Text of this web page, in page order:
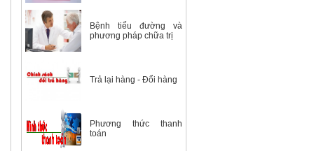
Instant
Máy tạo oxy 3 lít 7F-3E Yuwell
Máy tạo oxy 5 lít/ phút Yuwell 7F-5
Nhiệt Kế Ẩm Kế Tự Ghi Elitech RC-4HC
Giường đa chức năng 2 tay quay
XE LĂN ĐIỆN A95 AKIKO
TAY QUAY A85 AKIKO
GIƯỜNG BỆNH NHÂN ĐA CHỨC NĂNG 3
TAY QUAY A83 AKIKO
Bệnh tiểu đường và
phương pháp chữa trị
Trả lại hàng - Đổi hàng
Phương thức thanh
toán